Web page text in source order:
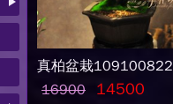
真柏盆栽109100822
16900
14500